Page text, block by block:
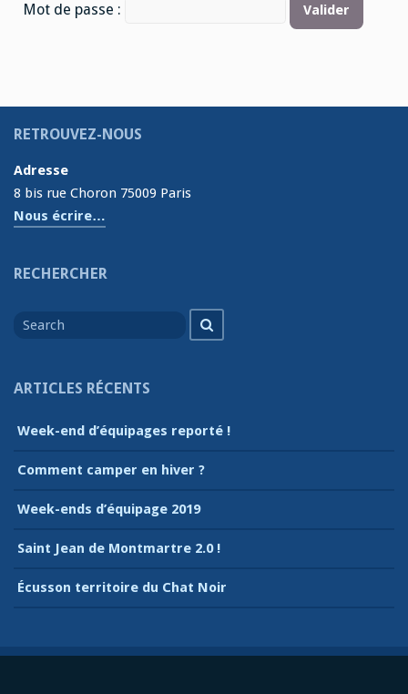
Mot de passe :
RETROUVEZ-NOUS
Adresse
8 bis rue Choron 75009 Paris
Nous écrire…
RECHERCHER
for
ARTICLES RÉCENTS
Week-end d’équipages reporté !
Comment camper en hiver ?
Week-ends d’équipage 2019
Saint Jean de Montmartre 2.0 !
Écusson territoire du Chat Noir